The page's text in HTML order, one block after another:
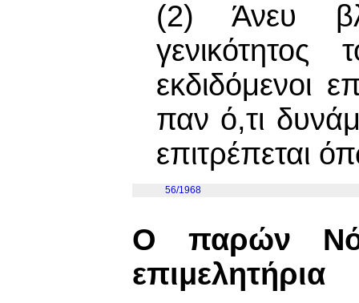
(2) Άνευ
εκδιδόμενοι
παν ό,τι
επιτρέπεται
56/1968
Ο παρών
επιμελητήρια